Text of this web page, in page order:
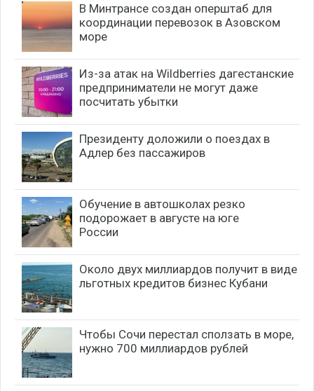
В Минтрансе создан оперштаб для
координации перевозок в Азовском
море
Из-за атак на Wildberries дагестанские
предприниматели не могут даже
посчитать убытки
Президенту доложили о поездах в
Адлер без пассажиров
Обучение в автошколах резко
подорожает в августе на юге
России
Около двух миллиардов получит в виде
льготных кредитов бизнес Кубани
Чтобы Сочи перестал сползать в море,
нужно 700 миллиардов рублей